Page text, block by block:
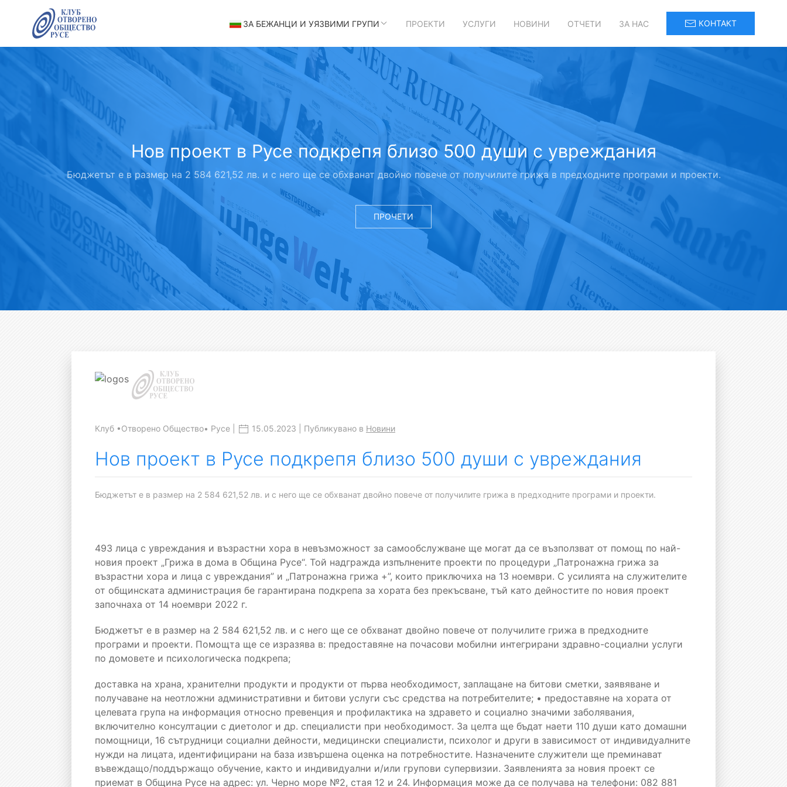
ЗА БЕЖАНЦИ И УЯЗВИМИ ГРУПИ ПРОЕКТИ УСЛУГИ НОВИНИ ОТЧЕТИ ЗА НАС КОНТАКТ
Нов проект в Русе подкрепя близо 500 души с увреждания
Бюджетът е в размер на 2 584 621,52 лв. и с него ще се обхванат двойно повече от получилите грижа в предходните програми и проекти.
ПРОЧЕТИ
Клуб •Отворено Общество• Русе | 15.05.2023 | Публикувано в Новини
Нов проект в Русе подкрепя близо 500 души с увреждания
Бюджетът е в размер на 2 584 621,52 лв. и с него ще се обхванат двойно повече от получилите грижа в предходните програми и проекти.
493 лица с увреждания и възрастни хора в невъзможност за самообслужване ще могат да се възползват от помощ по най-
новия проект „Грижа в дома в Община Русе“. Той надгражда изпълнените проекти по процедури „Патронажна грижа за
възрастни хора и лица с увреждания” и „Патронажна грижа +”, които приключиха на 13 ноември. С усилията на служителите
от общинската администрация бе гарантирана подкрепа за хората без прекъсване, тъй като дейностите по новия проект
започнаха от 14 ноември 2022 г.
Бюджетът е в размер на 2 584 621,52 лв. и с него ще се обхванат двойно повече от получилите грижа в предходните
програми и проекти. Помощта ще се изразява в: предоставяне на почасови мобилни интегрирани здравно-социални услуги
по домовете и психологическа подкрепа;
доставка на храна, хранителни продукти и продукти от първа необходимост, заплащане на битови сметки, заявяване и
получаване на неотложни административни и битови услуги със средства на потребителите; • предоставяне на хората от
целевата група на информация относно превенция и профилактика на здравето и социално значими заболявания,
включително консултации с диетолог и др. специалисти при необходимост. За целта ще бъдат наети 110 души като домашни
помощници, 16 сътрудници социални дейности, медицински специалисти, психолог и други в зависимост от индивидуалните
нужди на лицата, идентифицирани на база извършена оценка на потребностите. Назначените служители ще преминават
въвеждащо/поддържащо обучение, както и индивидуални и/или групови супервизии. Заявленията за новия проект се
приемат в Община Русе на адрес: ул. Черно море №2, стая 12 и 24. Информация може да се получава на телефони: 082 881